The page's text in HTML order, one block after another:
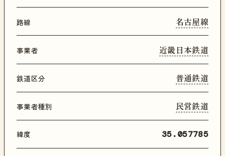
路線 名古屋線
事業者 近畿日本鉄道
鉄道区分 普通鉄道
事業者種別 民営鉄道
緯度 35.057785